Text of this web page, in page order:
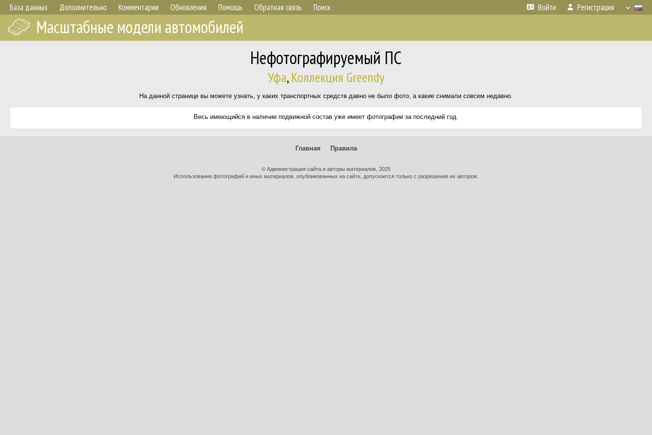
База данных Дополнительно Комментарии Обновления Помощь Обратная связь Поиск Войти Регистрация
Масштабные модели автомобилей
Нефотографируемый ПС
Уфа,Коллекция Greendy
На данной странице вы можете узнать, у каких транспортных средств давно не было фото, а какие снимали совсем недавно.
Весь имеющийся в наличии подвижной состав уже имеет фотографии за последний год.
Главная Правила
© Администрация сайта и авторы материалов, 2025
Использование фотографий и иных материалов, опубликованных на сайте, допускается только с разрешения их авторов.